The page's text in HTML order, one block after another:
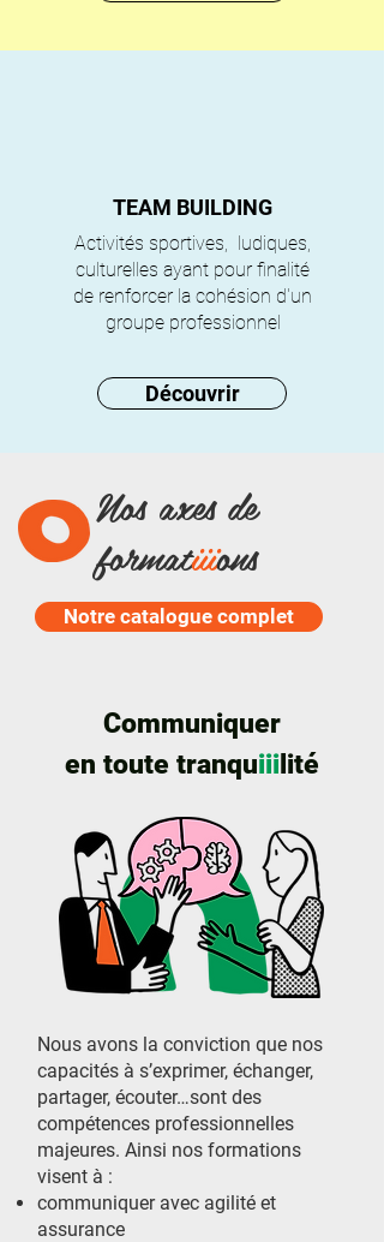
TEAM BUILDING
Activités sportives, ludiques,
culturelles ayant pour finalité
de renforcer la cohésion d'un
groupe professionnel
Découvrir
Nos axes de
formatiiions
Notre catalogue complet
Communiquer
en toute tranquiii lité
Nous avons la conviction que nos
capacités à s’exprimer, échanger,
partager, écouter…sont des
compétences professionnelles
majeures. Ainsi nos formations
visent à :
communiquer avec agilité et
assurance